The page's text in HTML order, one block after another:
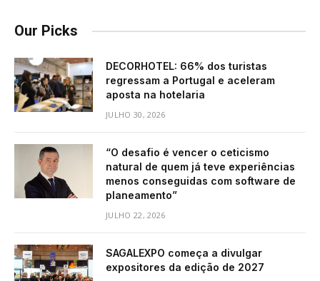
Our Picks
DECORHOTEL: 66% dos turistas
regressam a Portugal e aceleram
aposta na hotelaria
JULHO 30, 2026
“O desafio é vencer o ceticismo
natural de quem já teve experiências
menos conseguidas com software de
planeamento”
JULHO 22, 2026
SAGALEXPO começa a divulgar
expositores da edição de 2027